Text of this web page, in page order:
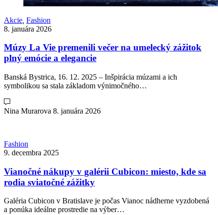
Akcie Fashion
8. januára 2026
Múzy La Vie premenili večer na umelecký zážitok
plný emócie a elegancie
Banská Bystrica, 16. 12. 2025 – Inšpirácia múzami a ich
symbolikou sa stala základom výnimočného…
Nina Murarova 8. januára 2026
Fashion
9. decembra 2025
Vianočné nákupy v galérii Cubicon: miesto, kde sa
rodia sviatočné zážitky
Galéria Cubicon v Bratislave je počas Vianoc nádherne vyzdobená
a ponúka ideálne prostredie na výber…